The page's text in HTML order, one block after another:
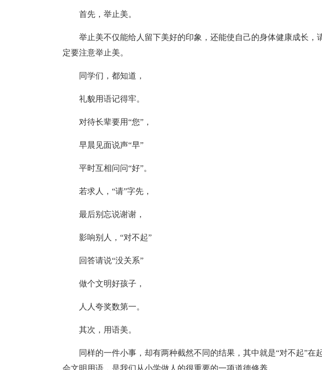
首先，举止美。
举止美不仅能给人留下美好的印象，还能使自己的身体健康成长，
定要注意举止美。
同学们，都知道，
礼貌用语记得牢。
对待长辈要用“您”，
早晨见面说声“早”
平时互相问问“好”。
若求人，“请”字先，
最后别忘说谢谢，
影响别人，“对不起”
回答请说“没关系”
做个文明好孩子，
人人夸奖数第一。
其次，用语美。
同样的一件小事，却有两种截然不同的结果，其中就是“对不起”在
会文明用语，是我们从小学做人的很重要的一项道德修养。